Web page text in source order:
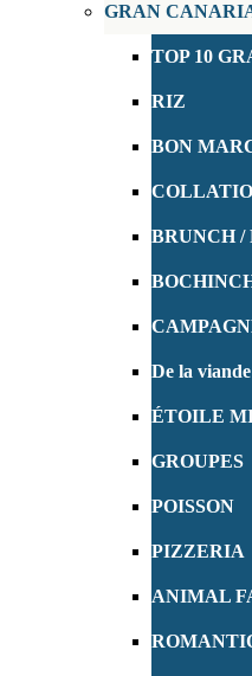
GRAN
TOP 10
RIZ
BON
BRUNCH /
De la viande
ÉTOILE
GROUPES
POISSON
PIZZERIA
ANIMAL